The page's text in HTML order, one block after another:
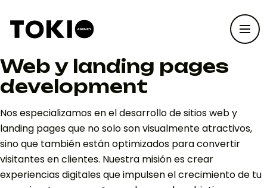
Web y landing pages
development
Nos especializamos en el desarrollo de sitios web y
landing pages que no solo son visualmente atractivos,
sino que también están optimizados para convertir
visitantes en clientes. Nuestra misión es crear
experiencias digitales que impulsen el crecimiento de tu